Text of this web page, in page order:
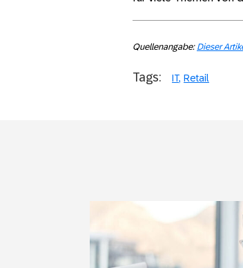
Quellenangabe: Dieser
Tags: IT Retail